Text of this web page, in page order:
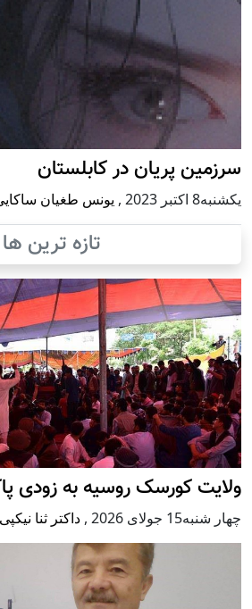
سرزمین پریان در کابلستان
يكشنبه8 اكتبر 2023 , یونس طغیان
تازه ترین ها
ولایت کورسک روسیه به زودی
چهار شنبه15 جولای 2026 , داکتر ثنا نیکپی